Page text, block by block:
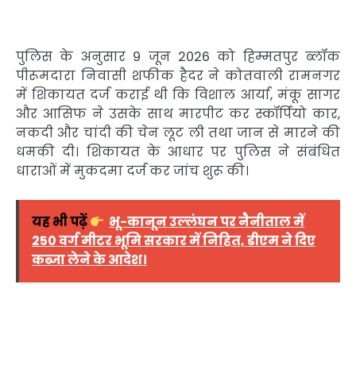
पुलिस के अनुसार 9 जून 2026 को हिम्मतपुर ब्लॉक
पीरूमदारा निवासी शफीक हैदर ने कोतवाली रामनगर
में शिकायत दर्ज कराई थी कि विशाल आर्या, मंकू सागर
और आसिफ ने उसके साथ मारपीट कर स्कॉर्पियो कार,
नकदी और चांदी की चेन लूट ली तथा जान से मारने की
धमकी दी। शिकायत के आधार पर पुलिस ने संबंधित
धाराओं में मुकदमा दर्ज कर जांच शुरू की।
यह भी पढ़ें
भू-कानून उल्लंघन पर नैनीताल में
250 वर्ग मीटर भूमि सरकार में निहित, डीएम ने दिए
कब्जा लेने के आदेश।